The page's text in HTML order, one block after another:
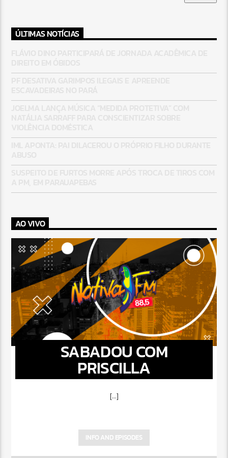
ÚLTIMAS NOTÍCIAS
AO VIVO
SABADOU COM
PRISCILLA
[...]
INFO AND EPISODES